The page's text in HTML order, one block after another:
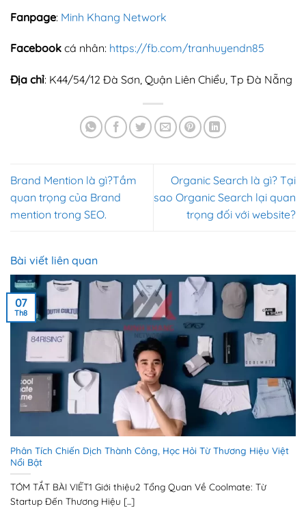
Fanpage: Minh Khang Network
Facebook cá nhân: https://fb.com/tranhuyendn85
Địa chỉ: K44/54/12 Đà Sơn, Quận Liên Chiểu, Tp Đà Nẵng
Brand Mention là gì?Tầm
quan trọng của Brand
mention trong SEO.
Organic Search là gì? Tại
sao Organic Search lại quan
trọng đối với website?
Bài viết liên quan
Phân Tích Chiến Dịch Thành Công, Học Hỏi Từ Thương Hiệu Việt
Nổi Bật
TÓM TẮT BÀI VIẾT1 Giới thiệu2 Tổng Quan Về Coolmate: Từ
Startup Đến Thương Hiệu [...]
07
Th8